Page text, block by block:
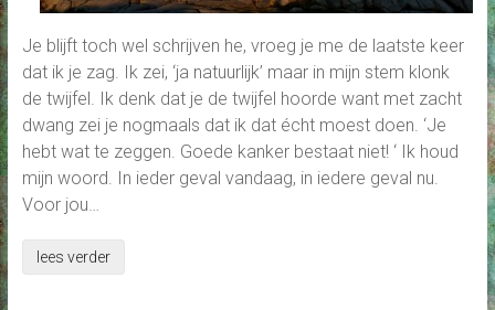
Je blijft toch wel schrijven he, vroeg je me de laatste keer
dat ik je zag. Ik zei, ‘ja natuurlijk’ maar in mijn stem klonk
de twijfel. Ik denk dat je de twijfel hoorde want met zacht
dwang zei je nogmaals dat ik dat écht moest doen. ‘Je
hebt wat te zeggen. Goede kanker bestaat niet! ‘ Ik houd
mijn woord. In ieder geval vandaag, in iedere geval nu.
Voor jou…
lees verder